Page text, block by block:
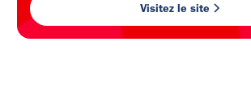
Visitez le site